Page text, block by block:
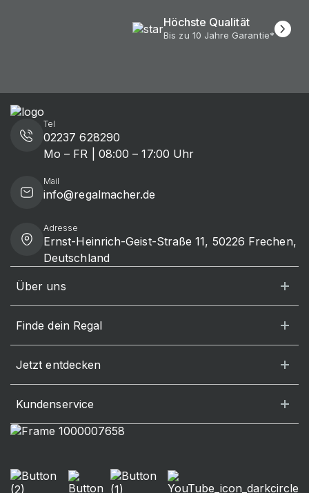
Höchste Qualität
Bis zu 10 Jahre Garantie*
Tel
02237 628290
Mo – FR | 08:00 – 17:00 Uhr
Mail
info@regalmacher.de
Adresse
Ernst-Heinrich-Geist-Straße 11, 50226 Frechen,
Deutschland
Über uns
Finde dein Regal
Jetzt entdecken
Kundenservice